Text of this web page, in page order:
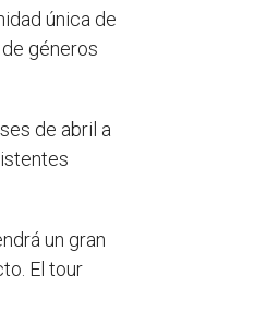
única de
géneros
de abril a
un gran
El tour